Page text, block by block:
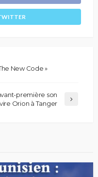
New Code »
première son
Orion à Tanger